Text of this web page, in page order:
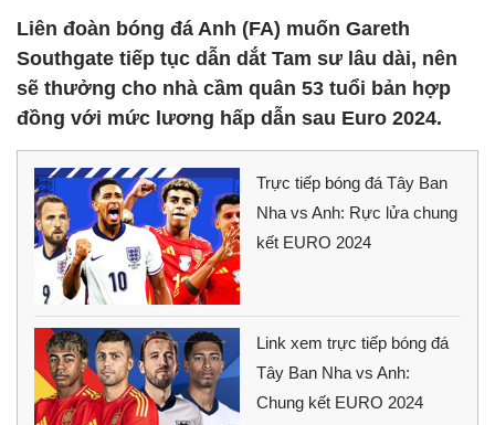
Liên đoàn bóng đá Anh (FA) muốn Gareth
Southgate tiếp tục dẫn dắt Tam sư lâu dài, nên
sẽ thưởng cho nhà cầm quân 53 tuổi bản hợp
đồng với mức lương hấp dẫn sau Euro 2024.
Trực tiếp bóng đá Tây Ban
Nha vs Anh: Rực lửa chung
kết EURO 2024
Link xem trực tiếp bóng đá
Tây Ban Nha vs Anh:
Chung kết EURO 2024